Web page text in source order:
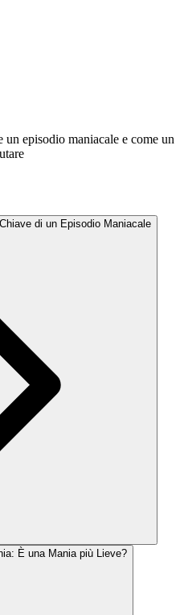
un episodio maniacale e come un
di un Episodio Maniacale
È una Mania più Lieve?